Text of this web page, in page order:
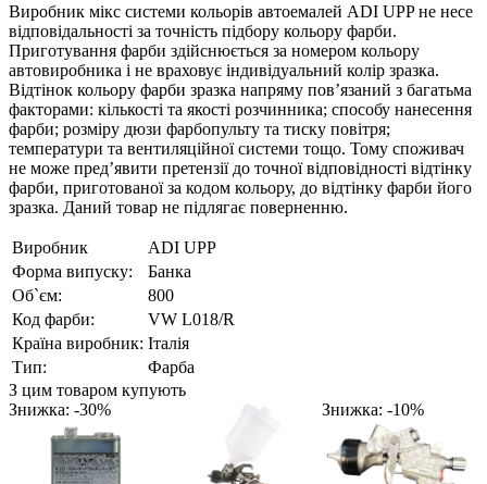
Виробник мікс системи кольорів автоемалей ADI UPP не несе
відповідальності за точність підбору кольору фарби.
Приготування фарби здійснюється за номером кольору
автовиробника і не враховує індивідуальний колір зразка.
Відтінок кольору фарби зразка напряму пов’язаний з багатьма
факторами: кількості та якості розчинника; способу нанесення
фарби; розміру дюзи фарбопульту та тиску повітря;
температури та вентиляційної системи тощо. Тому споживач
не може пред’явити претензії до точної відповідності відтінку
фарби, приготованої за кодом кольору, до відтінку фарби його
зразка. Даний товар не підлягає поверненню.
Виробник
ADI UPP
Форма випуску:
Банка
Об`єм:
800
Код фарби:
VW L018/R
Країна виробник: Італія
Тип:
Фарба
З цим товаром купують
Знижка: -30%
Знижка: -10%